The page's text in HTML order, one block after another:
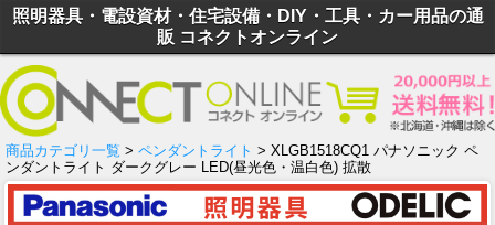
照明器具・電設資材・住宅設備・DIY・工具・カー用品の通
販 コネクトオンライン
商品カテゴリ一覧 > ペンダントライト > XLGB1518CQ1 パナソニック ペ
ンダントライト ダークグレー LED(昼光色・温白色) 拡散